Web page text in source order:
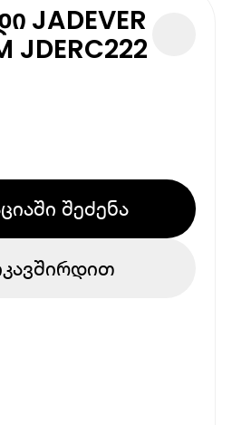
JADEVER
JDERC222
შეძენა